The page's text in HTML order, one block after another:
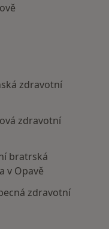
zdravotní
zdravotní
bratrská
v Opavě
zdravotní